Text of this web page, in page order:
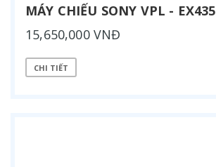
MÁY CHIẾU SONY VPL - EX435
15,650,000 VNĐ
CHI TIẾT